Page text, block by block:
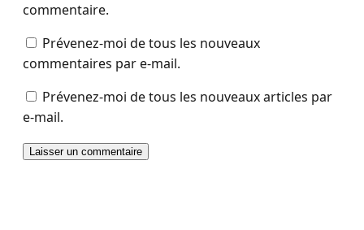
commentaire.
Prévenez-moi de tous les nouveaux
commentaires par e-mail.
Prévenez-moi de tous les nouveaux articles par
e-mail.